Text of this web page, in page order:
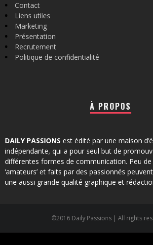
Contact
Liens utiles
Marketing
Présentation
Recrutement
Politique de confidentialité
À PROPOS
DAILY PASSIONS est édité par une maison
indépendante, qui a pour seul but de
différentes formes de communication. Peu de
‘amateurs’ et faits par des passionnés
une aussi grande qualité graphique et
©2016 Daily Passions | All rights